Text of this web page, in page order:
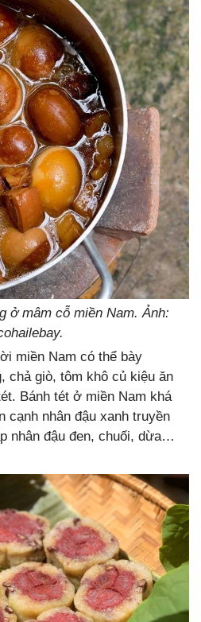
ở mâm cỗ miền Nam. Ảnh:
miền Nam có thể bày
chả giò, tôm khô củ kiệu ăn
Bánh tét ở miền Nam khá
cạnh nhân đậu xanh truyền
nhân đậu đen, chuối, dừa…